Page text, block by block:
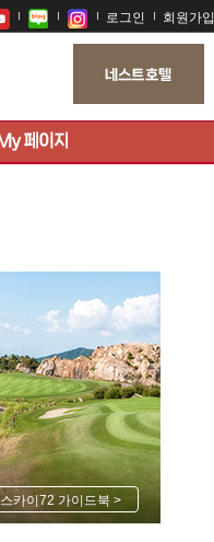
로그인 회원가입
스카이72 가이드북 >